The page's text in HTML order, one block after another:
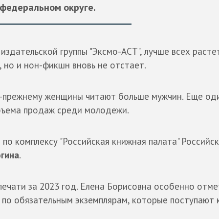
округе.
группы "Эксмо-АСТ", лучше всех
но и нон-фикшн вновь не отстает.
женщины читают больше мужчин. Еще
продаж среди молодежи.
комплексу "Российская книжная палата"
.
за 2023 год. Елена Борисовна особенно
обязательным экземплярам, которые поступают